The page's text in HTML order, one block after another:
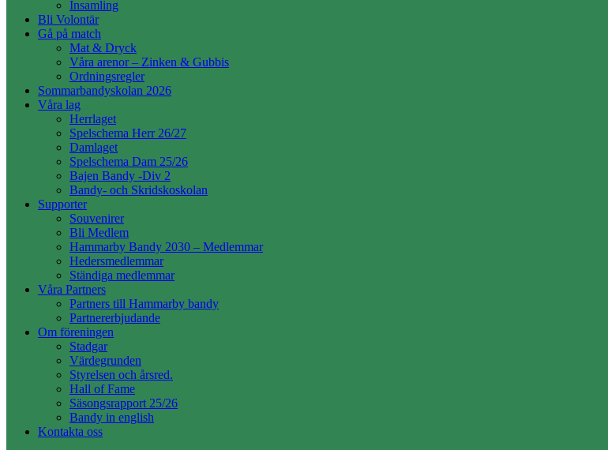
Insamling
Bli Volontär
Gå på match
Mat & Dryck
Våra arenor – Zinken & Gubbis
Ordningsregler
Sommarbandyskolan 2026
Våra lag
Herrlaget
Spelschema Herr 26/27
Damlaget
Spelschema Dam 25/26
Bajen Bandy -Div 2
Bandy- och Skridskoskolan
Supporter
Souvenirer
Bli Medlem
Hammarby Bandy 2030 – Medlemmar
Hedersmedlemmar
Ständiga medlemmar
Våra Partners
Partners till Hammarby bandy
Partnererbjudande
Om föreningen
Stadgar
Värdegrunden
Styrelsen och årsred.
Hall of Fame
Säsongsrapport 25/26
Bandy in english
Kontakta oss